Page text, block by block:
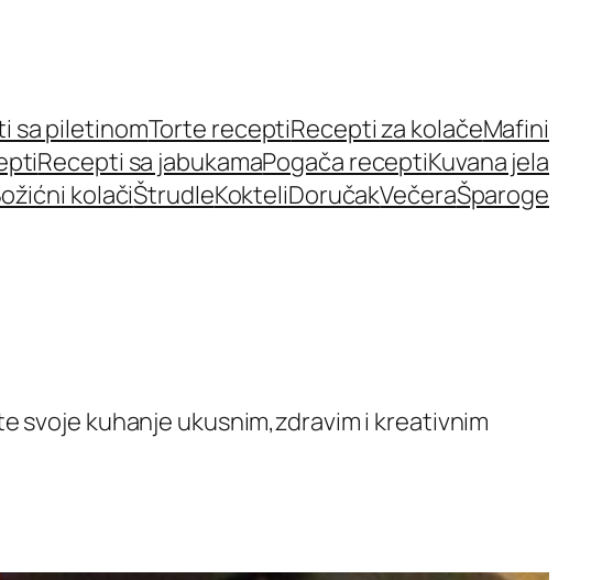
sa piletinomTorte receptiRecepti za kolačeMafini
Recepti sa jabukamaPogača receptiKuvana jela
kolačiŠtrudleKokteliDoručakVečeraŠparoge
svoje kuhanje ukusnim,zdravim i kreativnim